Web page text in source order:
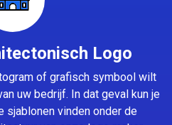
Logo
of grafisch symbool wilt
uw bedrijf. In dat geval kun je
sjablonen vinden onder de